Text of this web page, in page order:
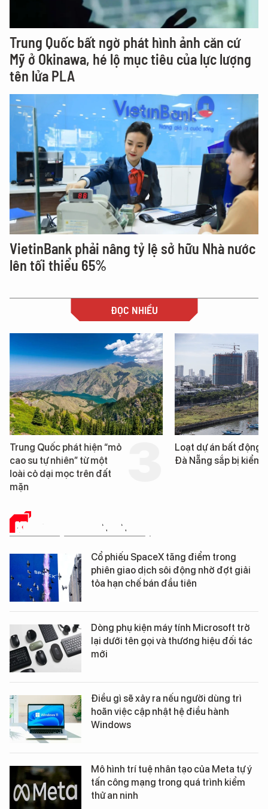
Trung Quốc bất ngờ phát hình ảnh căn cứ
Mỹ ở Okinawa, hé lộ mục tiêu của lực lượng
tên lửa PLA
VietinBank phải nâng tỷ lệ sở hữu Nhà nước
lên tối thiểu 65%
ĐỌC NHIỀU
Trung Quốc phát hiện “mỏ
cao su tự nhiên” từ một
loài cỏ dại mọc trên đất
mặn
Loạt dự án bất động
Đà Nẵng sắp bị kiểm
KHOA HỌC - CÔNG NGHỆ
Cổ phiếu SpaceX tăng điểm trong
phiên giao dịch sôi động nhờ đợt giải
tỏa hạn chế bán đầu tiên
Dòng phụ kiện máy tính Microsoft trở
lại dưới tên gọi và thương hiệu đối tác
mới
Điều gì sẽ xảy ra nếu người dùng trì
hoãn việc cập nhật hệ điều hành
Windows
Mô hình trí tuệ nhân tạo của Meta tự ý
tấn công mạng trong quá trình kiểm
thử an ninh